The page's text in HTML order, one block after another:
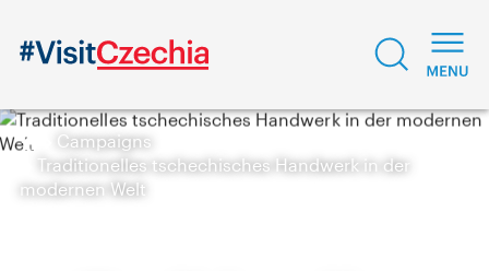
Campaigns
Traditionelles tschechisches Handwerk in der
modernen Welt